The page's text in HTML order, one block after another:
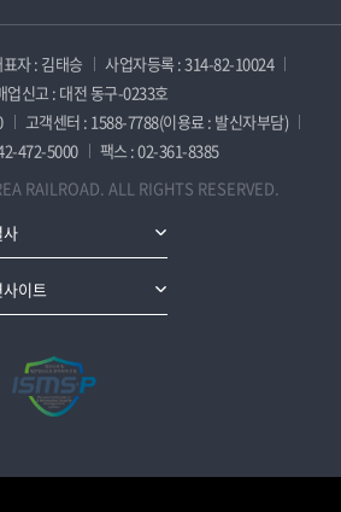
표자 : 김태승
사업자등록 : 314-82-10024
업신고 : 대전 동구-0233호
고객센터 : 1588-7788(이용료 : 발신자부담)
472-5000
팩스 : 02-361-8385
RAILROAD. ALL RIGHTS RESERVED.
사
이트